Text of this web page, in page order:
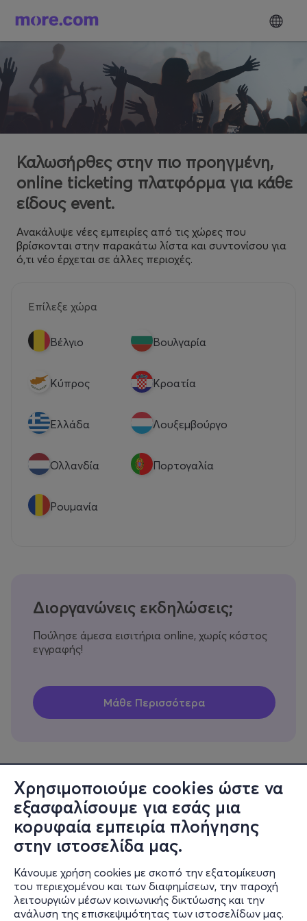
Χρησιμοποιούμε cookies ώστε να
εξασφαλίσουμε για εσάς μια
κορυφαία εμπειρία πλοήγησης
στην ιστοσελίδα μας.
Κάνουμε χρήση cookies με σκοπό την εξατομίκευση
του περιεχομένου και των διαφημίσεων, την παροχή
λειτουργιών μέσων κοινωνικής δικτύωσης και την
ανάλυση της επισκεψιμότητας των ιστοσελίδων μας.
Καλωσήρθες στην πιο προηγμένη,
online ticketing πλατφόρμα για κάθε
είδους event.
Ανακάλυψε νέες εμπειρίες από τις χώρες που
βρίσκονται στην παρακάτω λίστα και συντονίσου για
ό,τι νέο έρχεται σε άλλες περιοχές.
Επίλεξε χώρα
Βέλγιο Βουλγαρία
Κύπρος Κροατία
Eλλάδα Λουξεμβούργο
Ολλανδία Πορτογαλία
Ρουμανία
Διοργανώνεις εκδηλώσεις;
Πούλησε άμεσα εισιτήρια online, χωρίς κόστος
εγγραφής!
Πληροφορίες
Υποστήριξη
Stay Connected